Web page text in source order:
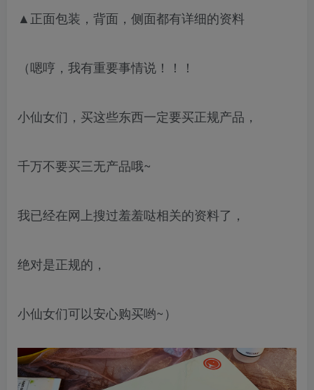
▲正面包装，背面，侧面都有详细的资料
（嗯哼，我有重要事情说！！！
小仙女们，买这些东西一定要买正规产品，
千万不要买三无产品哦~
我已经在网上搜过羞羞哒相关的资料了，
绝对是正规的，
小仙女们可以安心购买哟~）